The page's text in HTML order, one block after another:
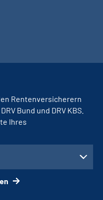
Rentenversicherern
Bund und DRV KBS.
Ihres